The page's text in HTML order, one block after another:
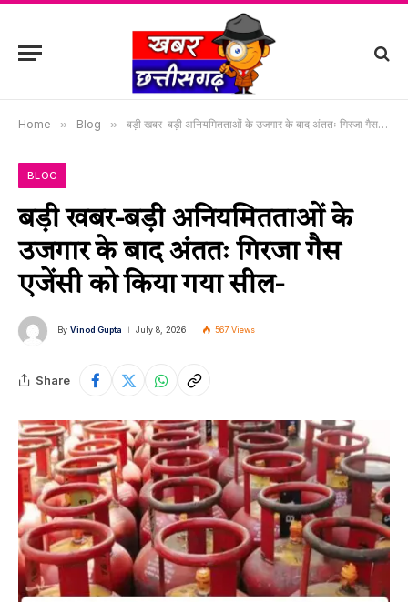
Home » Blog » बड़ी खबर-बड़ी अनियमितताओं के उजगार के बाद अंततः गिरजा गैस एजेंसी को किया गया सील-
BLOG
बड़ी खबर-बड़ी अनियमितताओं के
उजगार के बाद अंततः गिरजा गैस
एजेंसी को किया गया सील-
By Vinod Gupta July 8, 2026 567 Views
Share